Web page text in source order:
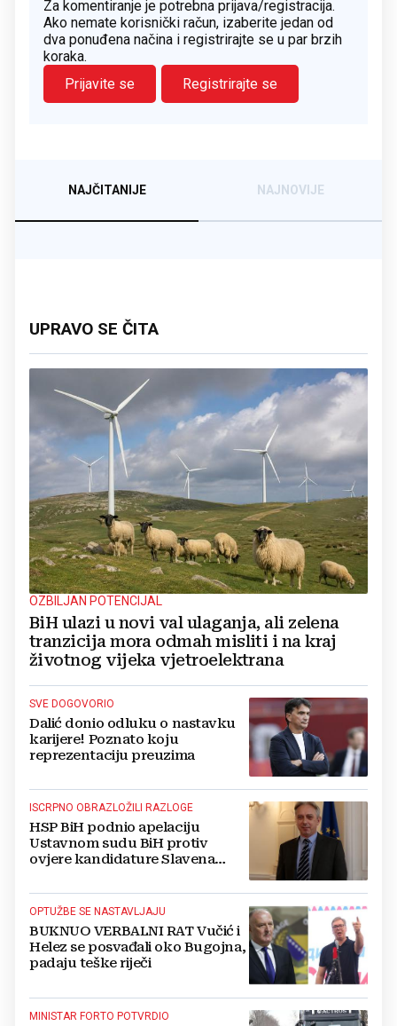
Za komentiranje je potrebna prijava/registracija.
Ako nemate korisnički račun, izaberite jedan od
dva ponuđena načina i registrirajte se u par brzih
koraka.
Prijavite se
Registrirajte se
NAJČITANIJE NAJNOVIJE
UPRAVO SE ČITA
OZBILJAN POTENCIJAL
BiH ulazi u novi val ulaganja, ali zelena
tranzicija mora odmah misliti i na kraj
životnog vijeka vjetroelektrana
SVE DOGOVORIO
Dalić donio odluku o nastavku
karijere! Poznato koju
reprezentaciju preuzima
ISCRPNO OBRAZLOŽILI RAZLOGE
HSP BiH podnio apelaciju
Ustavnom sudu BiH protiv
ovjere kandidature Slavena
OPTUŽBE SE NASTAVLJAJU
BUKNUO VERBALNI RAT Vučić i
Helez se posvađali oko Bugojna,
padaju teške riječi
MINISTAR FORTO POTVRDIO